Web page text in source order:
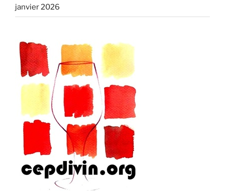
janvier 2026